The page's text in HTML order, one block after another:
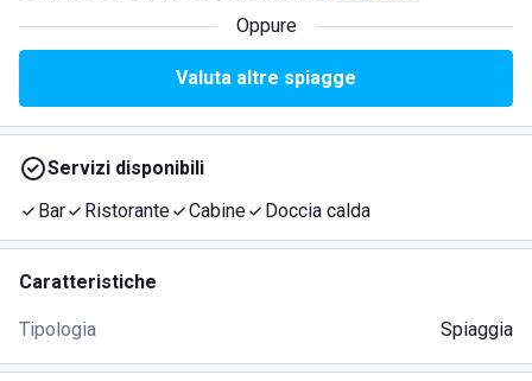
Oppure
Valuta altre spiagge
Servizi disponibili
Bar
Ristorante Cabine Doccia calda
Caratteristiche
Tipologia Spiaggia